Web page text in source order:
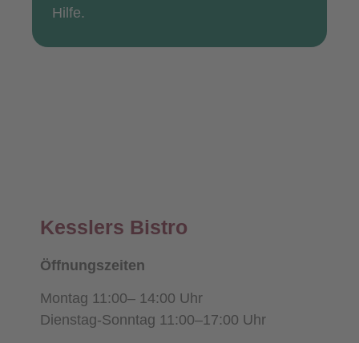
Hilfe.
Kesslers Bistro
Öffnungszeiten
Montag 11:00– 14:00 Uhr
Dienstag-Sonntag 11:00–17:00 Uhr